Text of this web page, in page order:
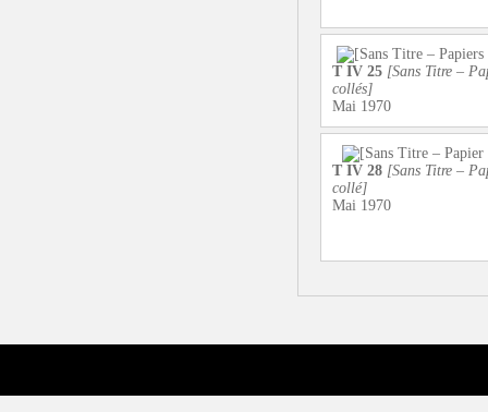
T IV 25 [Sans Titre –
collés]
Mai 1970
T IV 28 [Sans Titre –
collé]
Mai 1970